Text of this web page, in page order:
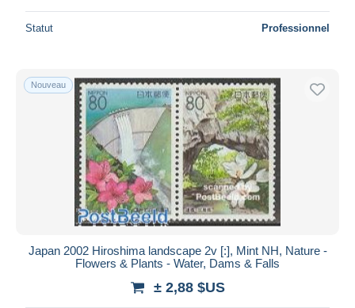
Statut Professionnel
Nouveau
Japan 2002 Hiroshima landscape 2v [:], Mint NH, Nature -
Flowers & Plants - Water, Dams & Falls
± 2,88 $US